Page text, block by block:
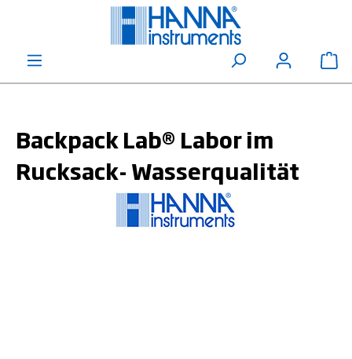
Backpack Lab® Labor im
Rucksack- Wasserqualität